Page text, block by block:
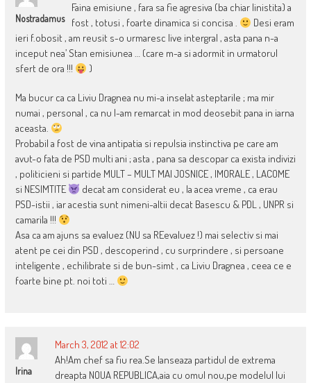
Nostradamus
Faina emisiune , fara sa fie agresiva (ba chiar linistita) a
fost , totusi , foarte dinamica si concisa .
Desi eram
ieri f.obosit , am reusit s-o urmaresc live intergral , asta pana n-a
inceput nea’ Stan emisiunea … (care m-a si adormit in urmatorul
sfert de ora !!!
)
Ma bucur ca ca Liviu Dragnea nu mi-a inselat asteptarile ; ma mir
numai , personal , ca nu l-am remarcat in mod deosebit pana in iarna
aceasta.
Probabil a fost de vina antipatia si repulsia instinctiva pe care am
avut-o fata de PSD multi ani ; asta , pana sa descopar ca exista indivizi
, politicieni si partide MULT – MULT MAI JOSNICE , IMORALE , LACOME
si NESIMTITE
decat am considerat eu , la acea vreme , ca erau
PSD-istii , iar acestia sunt nimeni-altii decat Basescu & PDL , UNPR si
camarila !!!
Asa ca am ajuns sa evaluez (NU sa REevaluez !) mai selectiv si mai
atent pe cei din PSD , descoperind , cu surprindere , si persoane
inteligente , echilibrate si de bun-simt , ca Liviu Dragnea , ceea ce e
foarte bine pt. noi toti …
Irina
March 3, 2012 at 12:02
Ah!Am chef sa fiu rea.Se lanseaza partidul de extrema
dreapta NOUA REPUBLICA,aia cu omul nou,pe modelul lui